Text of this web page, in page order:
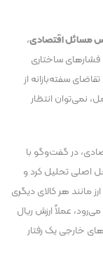
مسائل اقتصادی،
فشار‌های ساختاری
سفته‌بازانه از
نمی‌توان انتظار
در گفت‌و‌گو با
اصلی تحلیل کرد و
مانند هر کالای دیگری
عملاً ارزش ریال
خارجی یک رفتار